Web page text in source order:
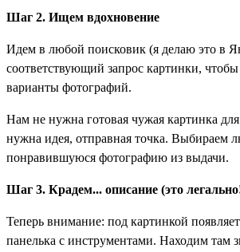
Шаг 2. Ищем вдохновение
Идем в любой поисковик (я делаю это в
соответствующий запрос картинки,
варианты фотографий.
Нам не нужна готовая чужая картинка
нужна идея, отправная точка. Выбираем
понравившуюся фотографию из выдачи.
Шаг 3. Крадем... описание (это
Теперь внимание: под картинкой
панелька с инструментами. Находим там